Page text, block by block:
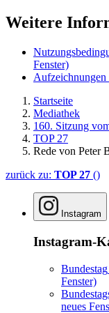
Weitere
Fenster)
Aufzeichnungen
Startseite
Mediathek
160. Sitzung
TOP 27
Rede von Peter
zurück zu: TOP 27 ()
Instagram
Instagram-
Bundestag
Fenster)
neues